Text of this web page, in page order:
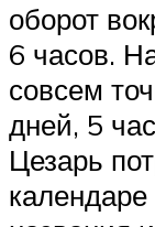
оборот
6 часов.
совсем
дней, 5
Цезарь